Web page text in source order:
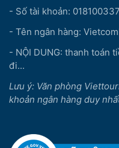
- Số tài khoản:
- Tên ngân hàng:
- NỘI DUNG: thanh toán
đi...
Lưu ý: Văn phòng
khoản ngân hàng duy